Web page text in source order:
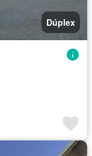
Dúplex